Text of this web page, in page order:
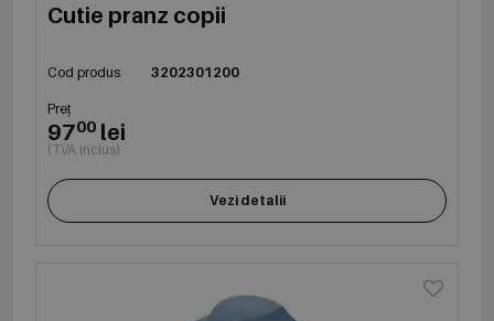
Cutie pranz copii
Cod produs 3202301200
Preț
9700 lei
(TVA inclus)
Vezi detalii